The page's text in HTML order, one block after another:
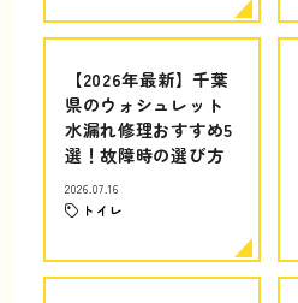
【2026年最新】千葉
県のウォシュレット
水漏れ修理おすすめ5
選！故障時の選び方
2026.07.16
トイレ